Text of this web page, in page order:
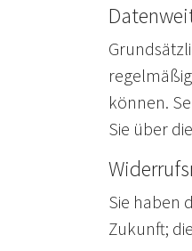
können.
Sie über
Sie haben
Zukunft;